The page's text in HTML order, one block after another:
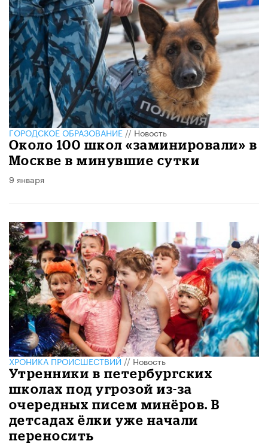
ГОРОДСКОЕ ОБРАЗОВАНИЕ//Новость
Около 100 школ «заминировали» в
Москве в минувшие сутки
9 января
ХРОНИКА ПРОИСШЕСТВИЙ//Новость
Утренники в петербургских
школах под угрозой из-за
очередных писем минёров. В
детсадах ёлки уже начали
переносить